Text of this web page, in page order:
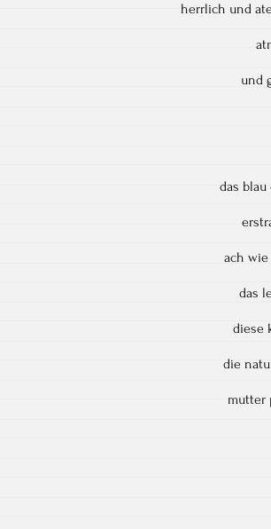
herrlich und
und
das
ach
das
diese
die
mutter